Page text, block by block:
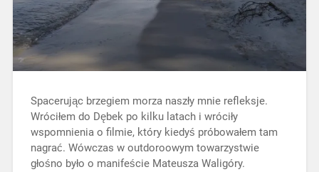
Spacerując brzegiem morza naszły mnie refleksje.
Wróciłem do Dębek po kilku latach i wróciły
wspomnienia o filmie, który kiedyś próbowałem tam
nagrać. Wówczas w outdoroowym towarzystwie
głośno było o manifeście Mateusza Waligóry.